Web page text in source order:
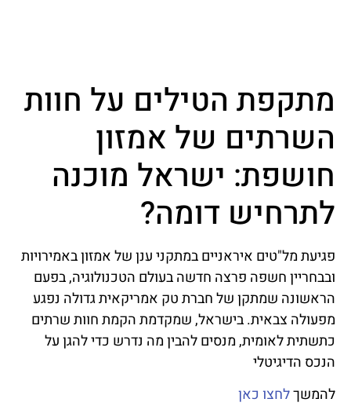
מתקפת הטילים על חוות
השרתים של אמזון
חושפת: ישראל מוכנה
לתרחיש דומה?
פגיעת מל"טים איראניים במתקני ענן של אמזון באמירויות
ובבחריין חשפה פרצה חדשה בעולם הטכנולוגיה, בפעם
הראשונה שמתקן של חברת טק אמריקאית גדולה נפגע
מפעולה צבאית. בישראל, שמקדמת הקמת חוות שרתים
כתשתית לאומית, מנסים להבין מה נדרש כדי להגן על
הנכס הדיגיטלי
להמשךלחצו כאן